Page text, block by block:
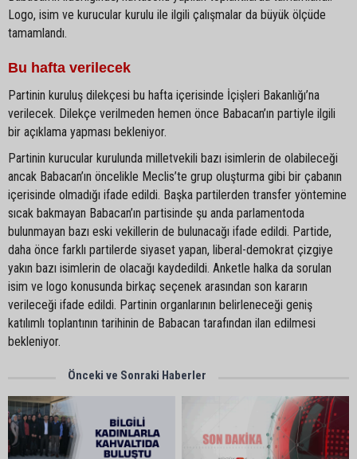
Logo, isim ve kurucular kurulu ile ilgili çalışmalar da büyük ölçüde
tamamlandı.
Bu hafta verilecek
Partinin kuruluş dilekçesi bu hafta içerisinde İçişleri Bakanlığı’na
verilecek. Dilekçe verilmeden hemen önce Babacan’ın partiyle ilgili
bir açıklama yapması bekleniyor.
Partinin kurucular kurulunda milletvekili bazı isimlerin de olabileceği
ancak Babacan’ın öncelikle Meclis’te grup oluşturma gibi bir çabanın
içerisinde olmadığı ifade edildi. Başka partilerden transfer yöntemine
sıcak bakmayan Babacan’ın partisinde şu anda parlamentoda
bulunmayan bazı eski vekillerin de bulunacağı ifade edildi. Partide,
daha önce farklı partilerde siyaset yapan, liberal-demokrat çizgiye
yakın bazı isimlerin de olacağı kaydedildi. Anketle halka da sorulan
isim ve logo konusunda birkaç seçenek arasından son kararın
verileceği ifade edildi. Partinin organlarının belirleneceği geniş
katılımlı toplantının tarihinin de Babacan tarafından ilan edilmesi
bekleniyor.
Önceki ve Sonraki Haberler